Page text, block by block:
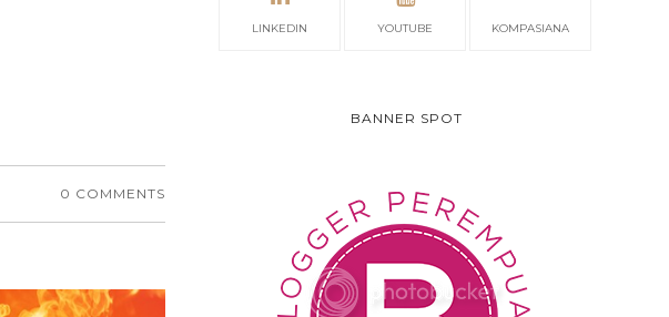
0 COMMENTS
LINKEDIN YOUTUBE KOMPASIANA
BANNER SPOT